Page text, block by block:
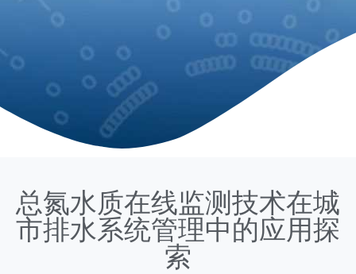
总氮水质在线监测技术在城
市排水系统管理中的应用探
索